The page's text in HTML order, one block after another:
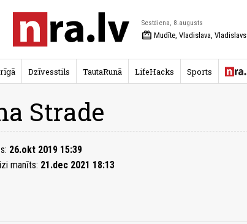
Sestdiena, 8.augusts
redeem Mudīte, Vladislava, Vladislavs
Dzīvesstils TautaRunā LifeHacks Sports
Strade
26.okt 2019 15:39
manīts: 21.dec 2021 18:13